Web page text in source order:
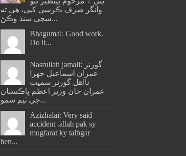
وانگر صرف ڪرسي کپي، هي ته
سڄي سنڌ وڪڻ...
Bhagumal: Good work.
Do it...
Nasrullah jamali: گورنر
عمران اسماعيل جھڙا
نااهل گورنر سميت
عمران خان وزير اعظم پاڪستان
جي ٽيم سمو...
Azizhalai: Very said
accident .allah pak sy
mugfarat ky talbgar
hen...